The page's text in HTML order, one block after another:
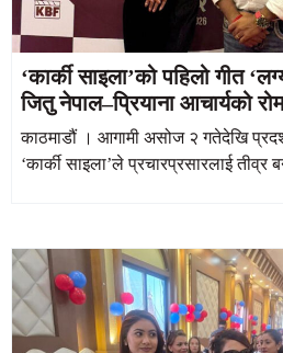
‘कार्की साइला’को पहिलो गीत
जितु नेपाल–प्रियाना आचार्यको
काठमाडौं । आगामी असोज २ गतेदेखि
‘कार्की साइला’ले प्रचारप्रसारलाई तीव्र